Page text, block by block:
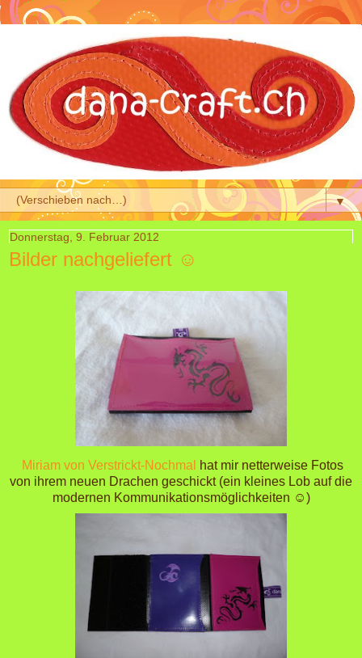
▼
Donnerstag, 9. Februar 2012
Bilder nachgeliefert ☺
Miriam von Verstrickt-Nochmal
hat mir netterweise Fotos
von ihrem neuen Drachen geschickt (ein kleines Lob auf die
modernen Kommunikationsmöglichkeiten ☺)